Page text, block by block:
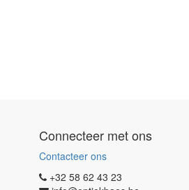
Connecteer met ons
Contacteer ons
+32 58 62 43 23